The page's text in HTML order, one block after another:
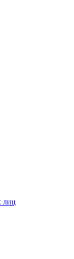
лиц